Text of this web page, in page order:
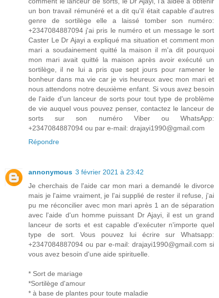
un bon travail rémunéré et a dit qu'il était capable d'autres
genre de sortilège elle a laissé tomber son numéro:
+2347084887094 j'ai pris le numéro et un message le sort
Caster Le Dr Ajayi a expliqué ma situation et comment mon
mari a soudainement quitté la maison il m'a dit pourquoi
mon mari avait quitté la maison après avoir exécuté un
sortilège, il ne lui a pris que sept jours pour ramener le
bonheur dans ma vie car je vis heureux avec mon mari et
nous attendons notre deuxième enfant. Si vous avez besoin
de l'aide d'un lanceur de sorts pour tout type de problème
de vie auquel vous pouvez penser, contactez le lanceur de
sorts sur son numéro Viber ou WhatsApp:
+2347084887094 ou par e-mail: drajayi1990@gmail.com
Répondre
annonymous 3 février 2021 à 23:42
Je cherchais de l'aide car mon mari a demandé le divorce
mais je l'aime vraiment, je l'ai supplié de rester il refuse, j'ai
pu me réconcilier avec mon mari après 1 an de séparation
avec l'aide d'un homme puissant Dr Ajayi, il est un grand
lanceur de sorts et est capable d'exécuter n'importe quel
type de sort. Vous pouvez lui écrire sur Whatsapp:
+2347084887094 ou par e-mail: drajayi1990@gmail.com si
vous avez besoin d'une aide spirituelle.
* Sort de mariage
*Sortilège d'amour
* à base de plantes pour toute maladie